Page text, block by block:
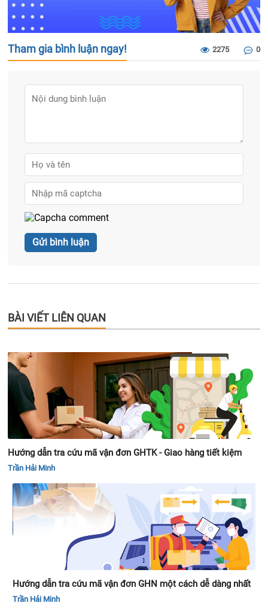
Tham gia bình luận ngay! 2275 0
BÀI VIẾT LIÊN QUAN
Hướng dẫn tra cứu mã vận đơn GHTK - Giao hàng tiết kiệm
Trần Hải Minh
Hướng dẫn tra cứu mã vận đơn GHN một cách dễ dàng nhất
Trần Hải Minh